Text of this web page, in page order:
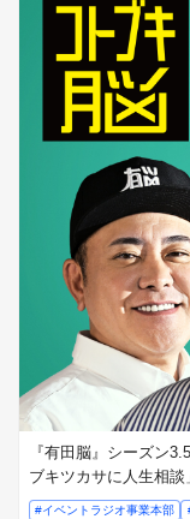
『有田脳』シーズン
ブキツカサに人生相談
#イベントラジオ事業本部